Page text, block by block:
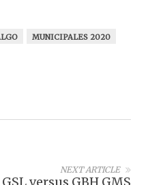
MUNICIPALES 2020
NEXT ARTICLE